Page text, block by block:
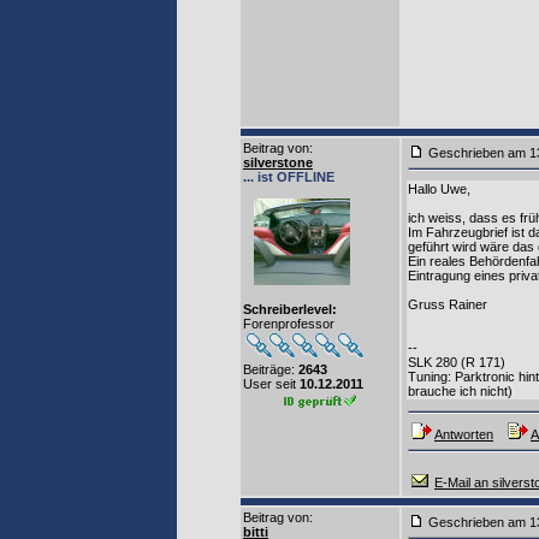
Beitrag von:
silverstone
... ist OFFLINE
Schreiberlevel:
Forenprofessor
Beiträge: 2643
User seit 10.12.2011
Geschrieben am
Hallo Uwe,
ich weiss, dass es
Im Fahrzeugbrief ist
geführt wird wäre das
Ein reales
Eintragung eines
Gruss Rainer
--
SLK 280 (R 171)
Tuning: Parktronic
brauche ich nicht)
Antworten
E-Mail an
Beitrag von:
bitti
Geschrieben am